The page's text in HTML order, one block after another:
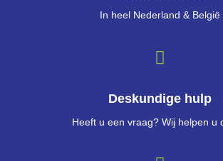
In heel Nederland & België
Deskundige hulp
Heeft u een vraag? Wij helpen u